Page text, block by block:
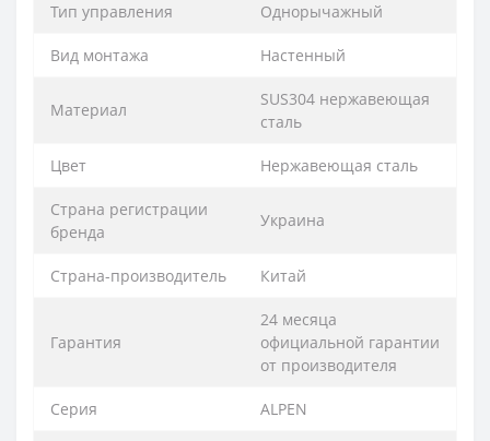
Тип управления Однорычажный
Вид монтажа Настенный
Материал
SUS304 нержавеющая
сталь
Цвет Нержавеющая сталь
Страна регистрации
бренда
Украина
Страна-производитель Китай
Гарантия
24 месяца
официальной гарантии
от производителя
Серия ALPEN